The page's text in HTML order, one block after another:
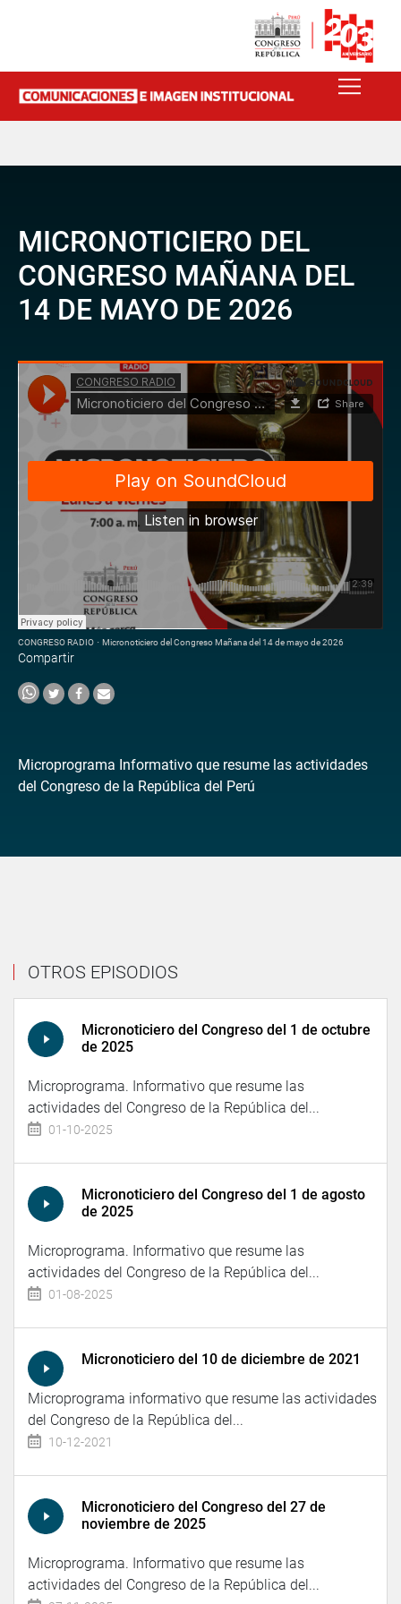
MICRONOTICIERO DEL
CONGRESO MAÑANA DEL
14 DE MAYO DE 2026
CONGRESO RADIO · Micronoticiero del Congreso Mañana del 14 de mayo de 2026
Compartir
Microprograma Informativo que resume las actividades
del Congreso de la República del Perú
OTROS EPISODIOS
Micronoticiero del Congreso del 1 de octubre
de 2025
Microprograma. Informativo que resume las
actividades del Congreso de la República del...
01-10-2025
Micronoticiero del Congreso del 1 de agosto
de 2025
Microprograma. Informativo que resume las
actividades del Congreso de la República del...
01-08-2025
Micronoticiero del 10 de diciembre de 2021
Microprograma informativo que resume las actividades
del Congreso de la República del...
10-12-2021
Micronoticiero del Congreso del 27 de
noviembre de 2025
Microprograma. Informativo que resume las
actividades del Congreso de la República del...